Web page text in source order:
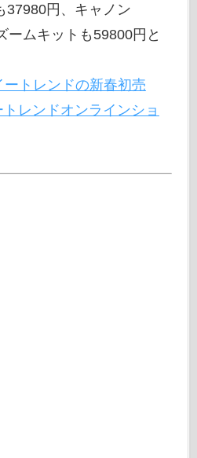
37980円、キャノン
ームキットも59800円と
トレンドの新春初売
レンドオンラインショ